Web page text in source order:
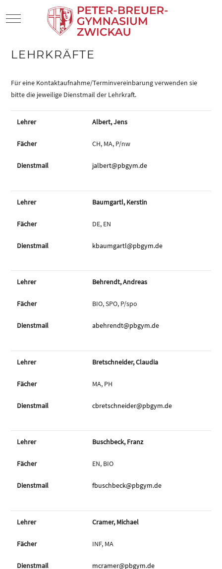
Mobile Menu Toggle
LEHRKRÄFTE
Für eine Kontaktaufnahme/Terminvereinbarung verwenden sie
bitte die jeweilige Dienstmail der Lehrkraft.
Albert, Jens
CH, MA, P/nw
jalbert@pbgym.de
Baumgartl, Kerstin
DE, EN
kbaumgartl@pbgym.de
Behrendt, Andreas
BIO, SPO, P/spo
abehrendt@pbgym.de
Bretschneider, Claudia
MA, PH
cbretschneider@pbgym.de
Buschbeck, Franz
EN, BIO
fbuschbeck@pbgym.de
Cramer, Michael
INF, MA
mcramer@pbgym.de